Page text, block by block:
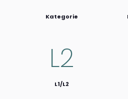
Kategorie
L2
L1/L2